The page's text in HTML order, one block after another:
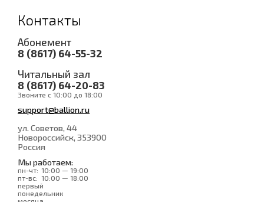
Контакты
Абонемент
8 (8617) 64-55-32
Читальный зал
8 (8617) 64-20-83
Звоните с 10:00 до 18:00
support@ballion.ru
ул. Советов, 44
Новороссийск, 353900
Россия
Мы работаем:
пн-чт: 10:00 — 19:00
пт-вс: 10:00 — 18:00
первый
понедельник